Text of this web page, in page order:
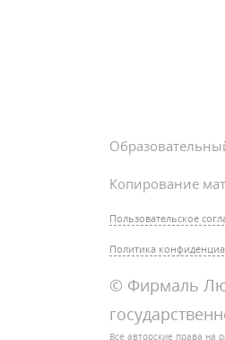
Копирование
Пользовательское
Политика
© Фирмаль
Все авторские права на